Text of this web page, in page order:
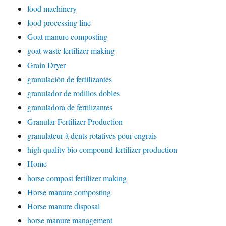
food machinery
food processing line
Goat manure composting
goat waste fertilizer making
Grain Dryer
granulación de fertilizantes
granulador de rodillos dobles
granuladora de fertilizantes
Granular Fertilizer Production
granulateur à dents rotatives pour engrais
high quality bio compound fertilizer production
Home
horse compost fertilizer making
Horse manure composting
Horse manure disposal
horse manure management